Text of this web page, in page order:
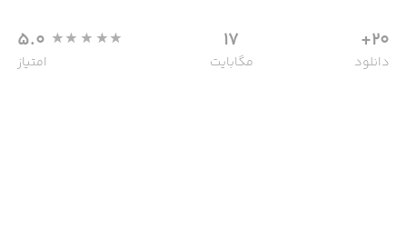
20+
دانلود
17
مگابایت
5.0
امتیاز